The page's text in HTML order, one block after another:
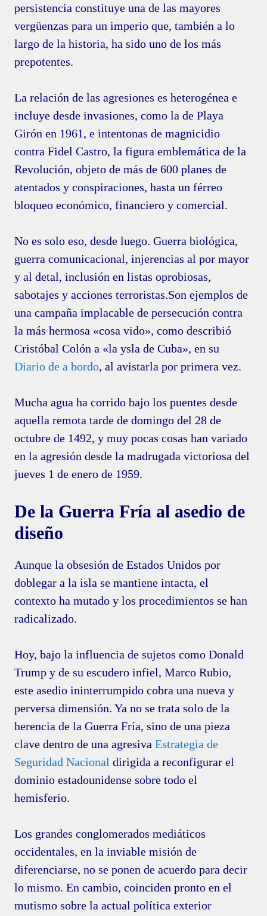
persistencia constituye una de las mayores
vergüenzas para un imperio que, también a lo
largo de la historia, ha sido uno de los más
prepotentes.
La relación de las agresiones es heterogénea e
incluye desde invasiones, como la de Playa
Girón en 1961, e intentonas de magnicidio
contra Fidel Castro, la figura emblemática de la
Revolución, objeto de más de 600 planes de
atentados y conspiraciones, hasta un férreo
bloqueo económico, financiero y comercial.
No es solo eso, desde luego. Guerra biológica,
guerra comunicacional, injerencias al por mayor
y al detal, inclusión en listas oprobiosas,
sabotajes y acciones terroristas.Son ejemplos de
una campaña implacable de persecución contra
la más hermosa «cosa vido», como describió
Cristóbal Colón a «la ysla de Cuba», en su
Diario de a bordo, al avistarla por primera vez.
Mucha agua ha corrido bajo los puentes desde
aquella remota tarde de domingo del 28 de
octubre de 1492, y muy pocas cosas han variado
en la agresión desde la madrugada victoriosa del
jueves 1 de enero de 1959.
De la Guerra Fría al asedio de
diseño
Aunque la obsesión de Estados Unidos por
doblegar a la isla se mantiene intacta, el
contexto ha mutado y los procedimientos se han
radicalizado.
Hoy, bajo la influencia de sujetos como Donald
Trump y de su escudero infiel, Marco Rubio,
este asedio ininterrumpido cobra una nueva y
perversa dimensión. Ya no se trata solo de la
herencia de la Guerra Fría, sino de una pieza
clave dentro de una agresiva Estrategia de
Seguridad Nacional dirigida a reconfigurar el
dominio estadounidense sobre todo el
hemisferio.
Los grandes conglomerados mediáticos
occidentales, en la inviable misión de
diferenciarse, no se ponen de acuerdo para decir
lo mismo. En cambio, coinciden pronto en el
mutismo sobre la actual política exterior